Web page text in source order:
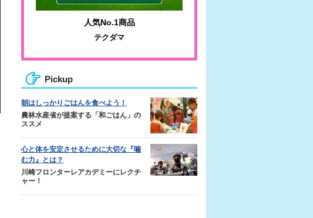
人気No.1商品
テクダマ
Pickup
朝はしっかりごはんを食べよう！
農林水産省が提案する「和ごはん」の
ススメ
心と体を安定させるために大切な『噛
む力』とは？
川崎フロンターレアカデミーにレクチ
ャー！